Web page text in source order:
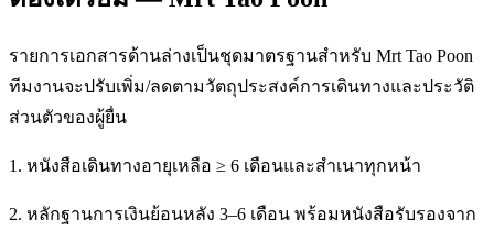
รายการเอกสารด้านล่างเป็นชุดมาตรฐานสำหรับ Mrt Tao Poon
ทีมงานจะปรับเพิ่ม/ลดตามวัตถุประสงค์การเดินทางและประวัติ
ส่วนตัวของผู้ยื่น
1. หนังสือเดินทางอายุเหลือ ≥ 6 เดือนและสำเนาทุกหน้า
2. หลักฐานการเงินย้อนหลัง 3–6 เดือน พร้อมหนังสือรับรองจาก